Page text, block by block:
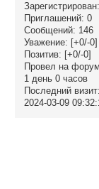
Зарегистрирован
Приглашений: 0
Сообщений: 146
Уважение: [+0/-0]
Позитив: [+0/-0]
Провел на
1 день 0 часов
Последний визит:
2024-03-09